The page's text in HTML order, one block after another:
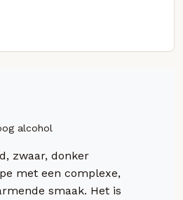
alcohol
zwaar, donker
met een complexe,
smaak. Het is